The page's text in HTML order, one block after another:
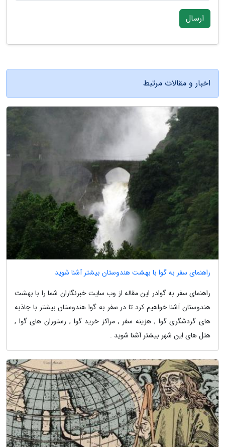
ارسال
اخبار و مقالات مرتبط
راهنمای سفر به گوا با بهشت هندوستان بیشتر آشنا شوید
راهنمای سفر به گوادر این مقاله از وب سایت خبرنگاران شما را با بهشت
هندوستان آشنا خواهیم کرد تا در سفر به گوا هندوستان بیشتر با جاذبه
های گردشگری گوا , هزینه سفر , مراکز خرید گوا , رستوران های گوا ,
هتل های این شهر بیشتر آشنا شوید .